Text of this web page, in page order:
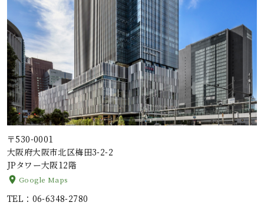
〒530-0001
大阪府大阪市北区梅田3-2-2
JPタワー大阪12階
Google Maps
TEL ：06-6348-2780